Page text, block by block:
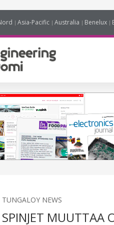
Asia-Pacific Australia Benelux
TUNGALOY NEWS
SPINJET MUUTTAA